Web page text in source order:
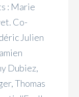
: Marie
Co-
Julien
Dubiez,
Thomas